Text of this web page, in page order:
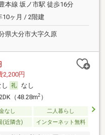
本線 坂ノ市駅 徒歩16分
10ヶ月 / 2階建
県大分市大字久原
2,200円
し
なし
（48.28m2）
なし
二人暮らし
(近隣含) インターネット無料